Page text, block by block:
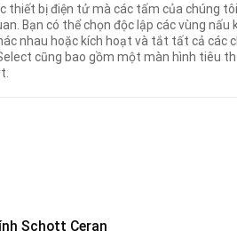
thiết bị điện tử mà các tấm của chúng
Bạn có thể chọn độc lập các vùng nấu
nhau hoặc kích hoạt và tắt tất cả các
cũng bao gồm một màn hình tiêu
Schott Ceran